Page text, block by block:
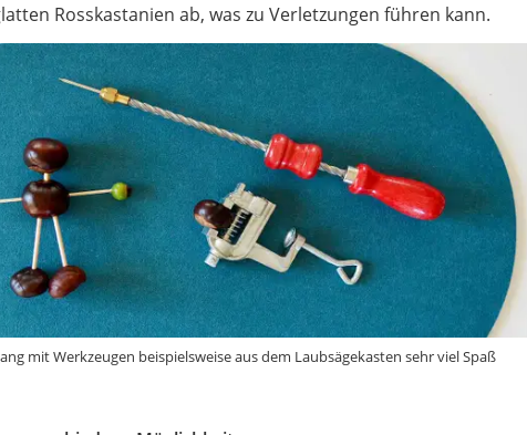
Rosskastanien ab, was zu Verletzungen führen kann.
mit Werkzeugen beispielsweise aus dem Laubsägekasten sehr viel Spaß